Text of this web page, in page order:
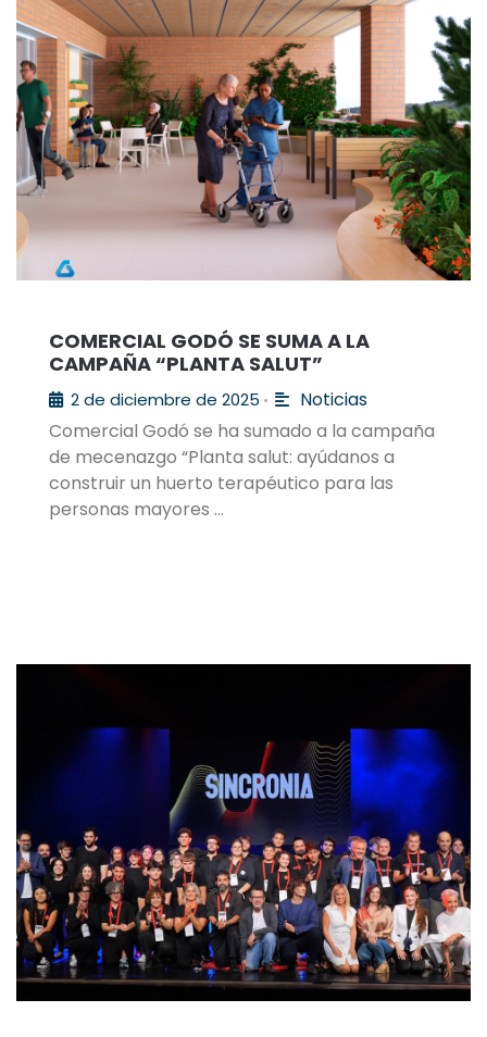
COMERCIAL GODÓ SE SUMA A LA
CAMPAÑA “PLANTA SALUT”
2 de diciembre de 2025 •
Noticias
Comercial Godó se ha sumado a la campaña
de mecenazgo “Planta salut: ayúdanos a
construir un huerto terapéutico para las
personas mayores …